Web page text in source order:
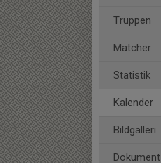
Truppen
Matcher
Statistik
Kalender
Bildgalleri
Dokument